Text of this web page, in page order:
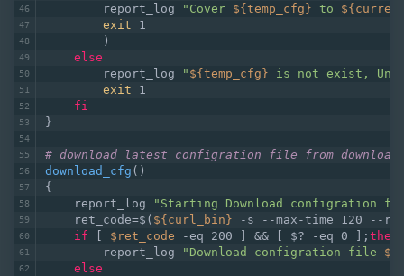
        report_log
"Cover ${temp_cfg} to
exit 1
        )
else
        report_log
" ${temp_cfg} is not exist,
exit 1
fi
}
# download latest configration file from download
download_cfg ()
{
    report_log
"Starting Download configration
    ret_code=$(
${curl_bin} -s --max-time 120 --
if
$ret_code -eq 200 ] && [ $? -eq 0 ]; then
        report_log
"Download configration file
else